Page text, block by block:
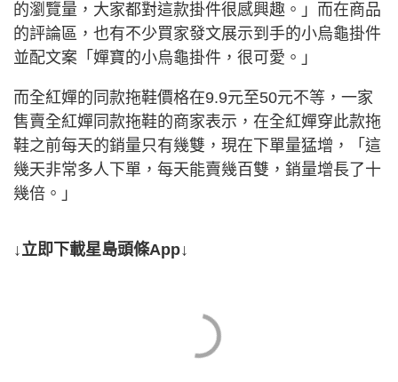
的瀏覽量，大家都對這款掛件很感興趣。」而在商品
的評論區，也有不少買家發文展示到手的小烏龜掛件
並配文案「嬋寶的小烏龜掛件，很可愛。」
而全紅嬋的同款拖鞋價格在9.9元至50元不等，一家
售賣全紅嬋同款拖鞋的商家表示，在全紅嬋穿此款拖
鞋之前每天的銷量只有幾雙，現在下單量猛增，「這
幾天非常多人下單，每天能賣幾百雙，銷量增長了十
幾倍。」
↓立即下載星島頭條App↓